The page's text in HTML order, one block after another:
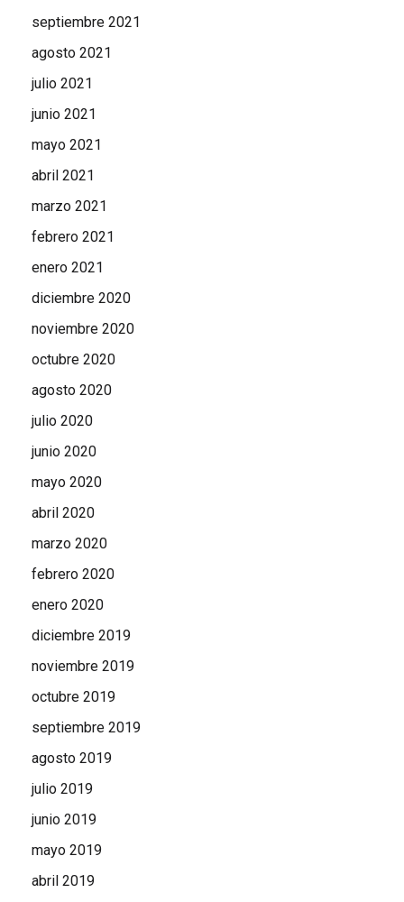
septiembre 2021
agosto 2021
julio 2021
junio 2021
mayo 2021
abril 2021
marzo 2021
febrero 2021
enero 2021
diciembre 2020
noviembre 2020
octubre 2020
agosto 2020
julio 2020
junio 2020
mayo 2020
abril 2020
marzo 2020
febrero 2020
enero 2020
diciembre 2019
noviembre 2019
octubre 2019
septiembre 2019
agosto 2019
julio 2019
junio 2019
mayo 2019
abril 2019